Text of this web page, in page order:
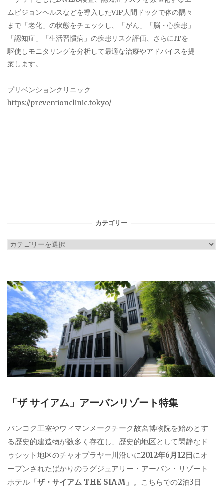
ムビジョンヘルスなどを導入したVIP人間ドックで体の隅々
まで「老化」の状態をチェックし、「がん」「脳・心疾患」
「認知症」「生活習慣病」の疾患リスク評価、さらにITを
駆使しモニタリングを分析して最適な治療やアドバイスを提
案します。
プリベンションクリニック
https://preventionclinic.tokyo/
カテゴリー
カ
リ
ー
「ザ サイアム」アーバンリゾート特集
バンコク王室やウィマンメークチーク故宮博物院を始めとす
る歴史的建造物が数多く存在し、歴史的地区として閑静なド
ゥシット地区のチャオプラヤー川沿いに2012年6月12日にオ
ープンされたばかりのラグジュアリー・アーバン・リゾート
ホテル「ザ・サイアム THE SIAM 」。こちらでの2泊3日